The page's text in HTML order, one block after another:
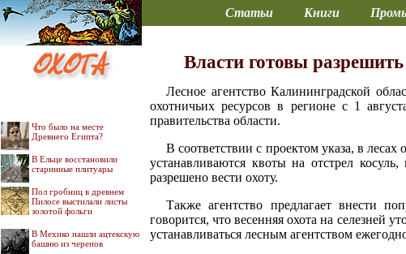
Статьи Книги
Что было на месте
Древнего Египта?
В Ельце восстановили
старинные плитуары
Пол гробниц в древнем
Пилосе выстилали листы
золотой фольги
В Мехико нашли ацтекскую
башню из черепов
Власти готовы
Лесное агентство Калининградской
охотничьих ресурсов в регионе с 1
правительства области.
В соответствии с проектом указа, в
устанавливаются квоты на отстрел
разрешено вести охоту.
Также агентство предлагает внести
говорится, что весенняя охота на селезней
устанавливаться лесным агентством